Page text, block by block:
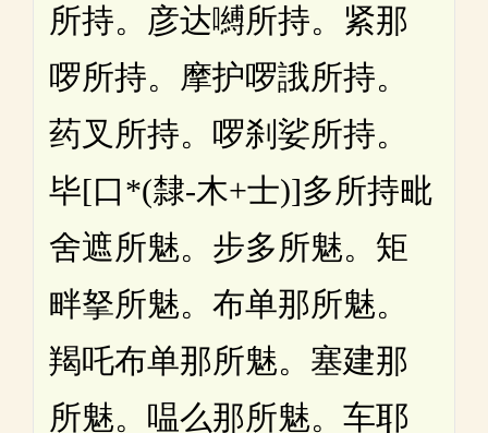
所持。彦达嚩所持。紧那
啰所持。摩护啰誐所持。
药叉所持。啰刹娑所持。
毕[口*(隸-木+士)]多所持毗
舍遮所魅。步多所魅。矩
畔拏所魅。布单那所魅。
羯吒布单那所魅。塞建那
所魅。嗢么那所魅。车耶